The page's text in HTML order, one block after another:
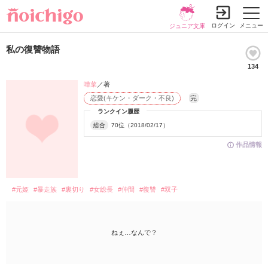
メニュー
ジュニア文庫 ログイン
私の復讐物語
134
作品情報
ランクイン履歴
総合 70位（2018/02/17）
恋愛(キケン・ダーク・不良) 完
嘩菜／著
#元姫 #暴走族 #裏切り #女総長 #仲間 #復讐 #双子
ねぇ…なんで？